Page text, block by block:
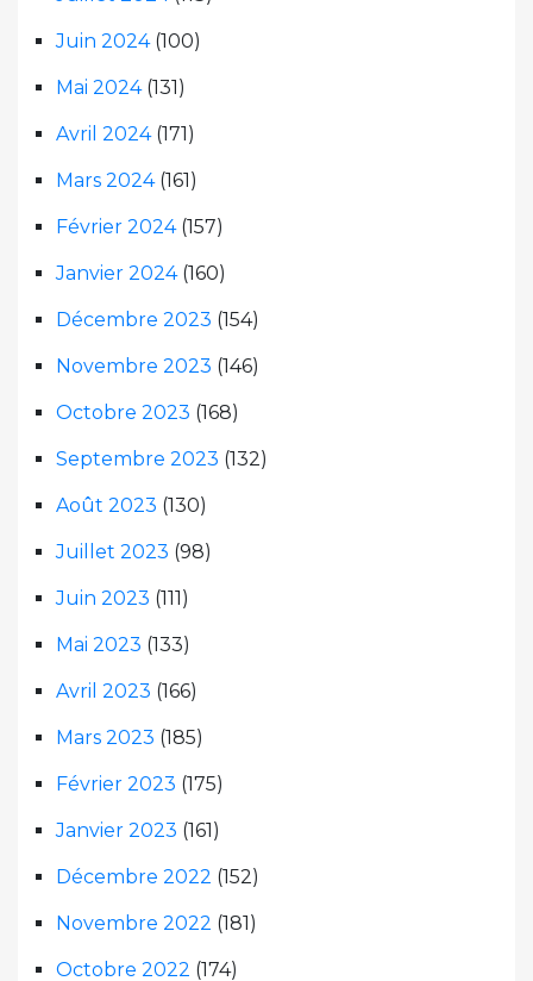
Juin 2024(100)
Mai 2024(131)
Avril 2024(171)
Mars 2024(161)
Février 2024(157)
Janvier 2024(160)
Décembre 2023 (154)
Novembre 2023 (146)
Octobre 2023 (168)
Septembre 2023 (132)
Août 2023 (130)
Juillet 2023 (98)
Juin 2023 (111)
Mai 2023 (133)
Avril 2023 (166)
Mars 2023 (185)
Février 2023 (175)
Janvier 2023 (161)
Décembre 2022 (152)
Novembre 2022 (181)
Octobre 2022 (174)